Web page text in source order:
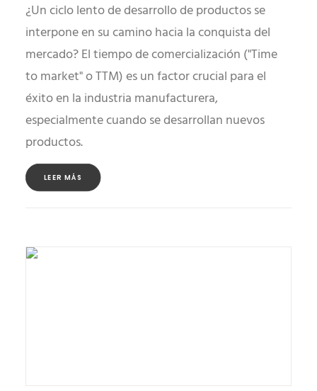
¿Un ciclo lento de desarrollo de productos se
interpone en su camino hacia la conquista del
mercado? El tiempo de comercialización ("Time
to market" o TTM) es un factor crucial para el
éxito en la industria manufacturera,
especialmente cuando se desarrollan nuevos
productos.
LEER MÁS